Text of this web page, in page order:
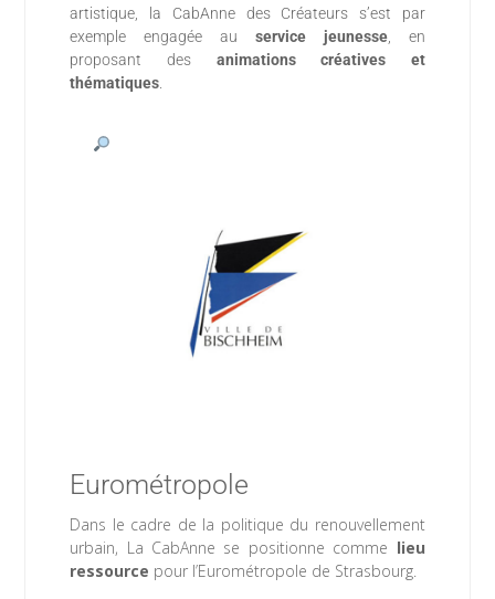
artistique, la CabAnne des Créateurs s’est par
exemple engagée au service jeunesse, en
proposant des animations créatives et
thématiques
Eurométropole
Dans le cadre de la politique du renouvellement
urbain, La CabAnne se positionne comme lieu
ressource pour l’Eurométropole de Strasbourg.